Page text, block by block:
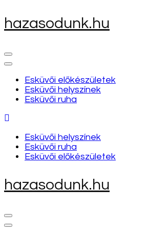
Skip
to
Enter)
hazasodunk.hu
Esküvői előkészületek
Esküvői helyszínek
Esküvői ruha
Esküvői helyszínek
Esküvői ruha
Esküvői előkészületek
hazasodunk.hu